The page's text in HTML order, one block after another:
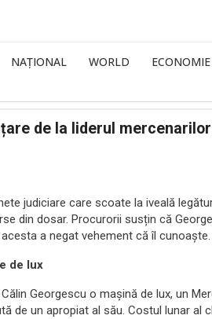
NAȚIONAL WORLD ECONOMIE
de la liderul
judiciare care scoate la iveală
din dosar. Procurorii susțin că
a negat vehement că îl cunoaște.
de lux
Georgescu o mașină de lux, un
de un apropiat al său. Costul lunar al